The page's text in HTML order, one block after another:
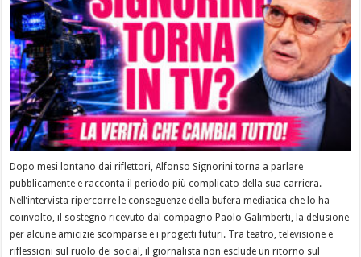
Dopo mesi lontano dai riflettori, Alfonso Signorini torna a parlare
pubblicamente e racconta il periodo più complicato della sua carriera.
Nell’intervista ripercorre le conseguenze della bufera mediatica che lo ha
coinvolto, il sostegno ricevuto dal compagno Paolo Galimberti, la delusione
per alcune amicizie scomparse e i progetti futuri. Tra teatro, televisione e
riflessioni sul ruolo dei social, il giornalista non esclude un ritorno sul